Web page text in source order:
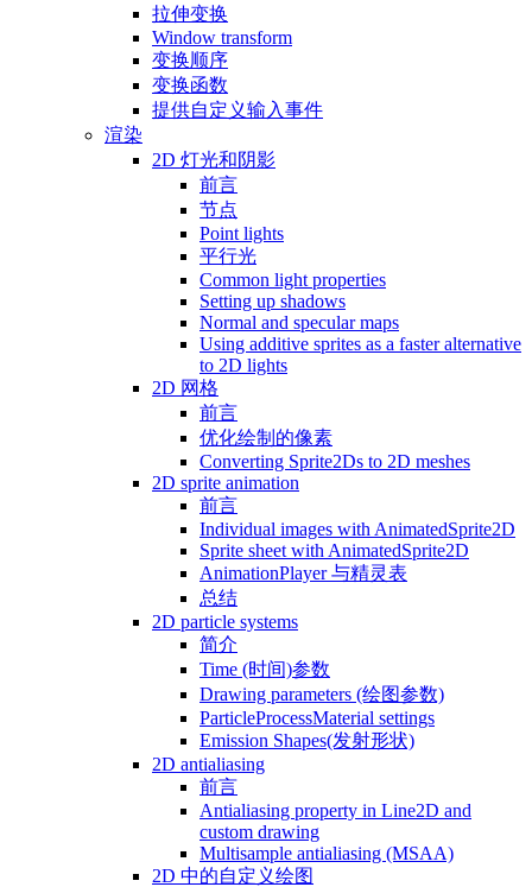
拉伸变换
Window transform
变换顺序
变换函数
提供自定义输入事件
渲染
2D 灯光和阴影
前言
节点
Point lights
平行光
Common light properties
Setting up shadows
Normal and specular maps
Using additive sprites as a faster alternative
to 2D lights
2D 网格
前言
优化绘制的像素
Converting Sprite2Ds to 2D meshes
2D sprite animation
前言
Individual images with AnimatedSprite2D
Sprite sheet with AnimatedSprite2D
AnimationPlayer 与精灵表
总结
2D particle systems
简介
Time (时间)参数
Drawing parameters (绘图参数)
ParticleProcessMaterial settings
Emission Shapes(发射形状)
2D antialiasing
前言
Antialiasing property in Line2D and
custom drawing
Multisample antialiasing (MSAA)
2D 中的自定义绘图